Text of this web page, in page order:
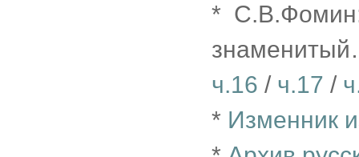
*
ч.16 / ч.17 /
* Изменник